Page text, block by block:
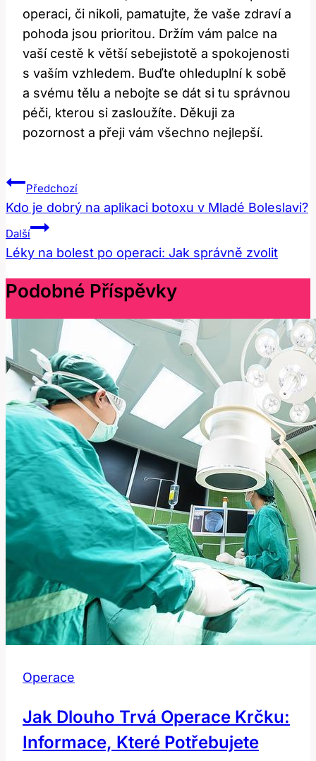
operaci, či nikoli, pamatujte, že vaše zdraví a
pohoda jsou prioritou. Držím vám palce na
vaší cestě k větší sebejistotě a spokojenosti
s vaším vzhledem. Buďte ohleduplní k sobě
a svému tělu a nebojte se dát si tu správnou
péči, kterou si zasloužíte. Děkuji za
pozornost a přeji vám všechno nejlepší.
Navigace
Pro
Příspěvek
Předchozí
Kdo je dobrý na aplikaci botoxu v Mladé Boleslavi?
Další
Léky na bolest po operaci: Jak správně zvolit
Podobné Příspěvky
Operace
Jak Dlouho Trvá Operace Krčku:
Informace, Které Potřebujete